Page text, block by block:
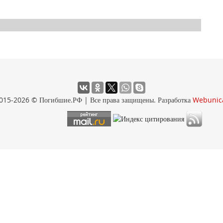
2026 © Погибшие.РФ | Все права защищены. Разработка